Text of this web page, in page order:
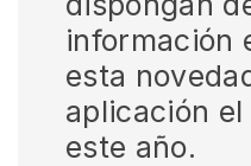
información
esta
aplicación el
este año.